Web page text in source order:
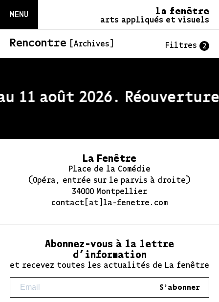
MENU la fenêtre
arts appliqués et visuels
Rencontre [Archives] Filtres 2
11 août 2026.
La Fenêtre
Place de la Comédie
(Opéra, entrée sur le parvis à droite)
34000 Montpellier
contact[at]la-fenetre.com
Abonnez-vous à la lettre
d’information
et recevez toutes les actualités de La fenêtre
S'abonner